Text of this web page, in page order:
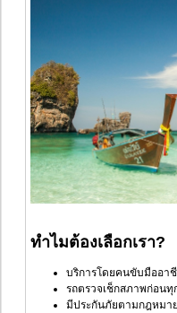
ทำไมต้องเลือกเรา?
บริการโดยคนขับมืออา
รถตรวจเช็กสภาพก่อนทุ
มีประกันภัยตามกฎหมาย